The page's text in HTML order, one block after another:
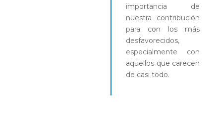
importancia de
nuestra contribución
para con los más
desfavorecidos,
especialmente con
aquellos que carecen
de casi todo.